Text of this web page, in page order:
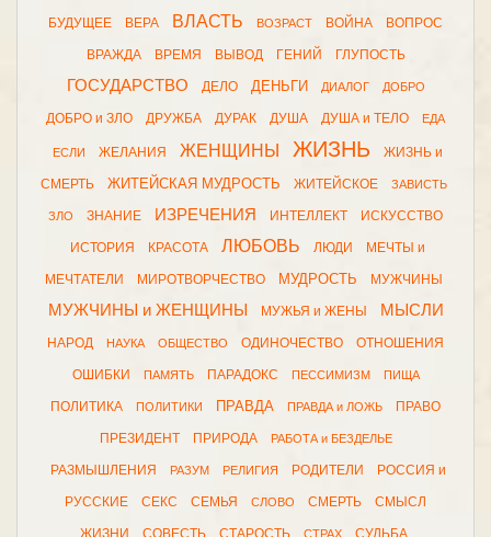
БУДУЩЕЕ ВЕРА ВЛАСТЬ ВОЗРАСТ ВОЙНА ВОПРОС
ВРАЖДА ВРЕМЯ ВЫВОД ГЕНИЙ ГЛУПОСТЬ
ГОСУДАРСТВО ДЕЛО ДЕНЬГИ ДИАЛОГ ДОБРО
ДОБРО и ЗЛО ДРУЖБА ДУРАК ДУША ДУША и ТЕЛО ЕДА
ЕСЛИ ЖЕЛАНИЯ ЖЕНЩИНЫ ЖИЗНЬ ЖИЗНЬ и
СМЕРТЬ ЖИТЕЙСКАЯ МУДРОСТЬ ЖИТЕЙСКОЕ ЗАВИСТЬ
ЗЛО ЗНАНИЕ ИЗРЕЧЕНИЯ ИНТЕЛЛЕКТ ИСКУССТВО
ИСТОРИЯ КРАСОТА ЛЮБОВЬ ЛЮДИ МЕЧТЫ и
МЕЧТАТЕЛИ МИРОТВОРЧЕСТВО МУДРОСТЬ МУЖЧИНЫ
МУЖЧИНЫ и ЖЕНЩИНЫ МУЖЬЯ и ЖЕНЫ МЫСЛИ
НАРОД НАУКА ОБЩЕСТВО ОДИНОЧЕСТВО ОТНОШЕНИЯ
ОШИБКИ ПАМЯТЬ ПАРАДОКС ПЕССИМИЗМ ПИЩА
ПОЛИТИКА ПОЛИТИКИ ПРАВДА ПРАВДА и ЛОЖЬ ПРАВО
ПРЕЗИДЕНТ ПРИРОДА РАБОТА и БЕЗДЕЛЬЕ
РАЗМЫШЛЕНИЯ РАЗУМ РЕЛИГИЯ РОДИТЕЛИ РОССИЯ и
РУССКИЕ СЕКС СЕМЬЯ СЛОВО СМЕРТЬ СМЫСЛ
ЖИЗНИ СОВЕСТЬ СТАРОСТЬ СТРАХ СУДЬБА